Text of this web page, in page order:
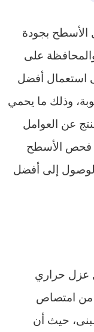
بجودة
على
استعمال أفضل
وذلك ما يحمي
عن العوامل
فحص الأسطح
إلى أفضل
عزل حراري
من امتصاص
حيث أن